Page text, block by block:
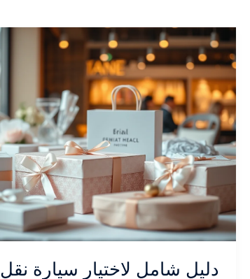
دليل شامل لاختيار سيارة نقل